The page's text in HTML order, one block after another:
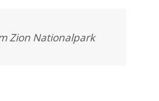
Zion Nationalpark